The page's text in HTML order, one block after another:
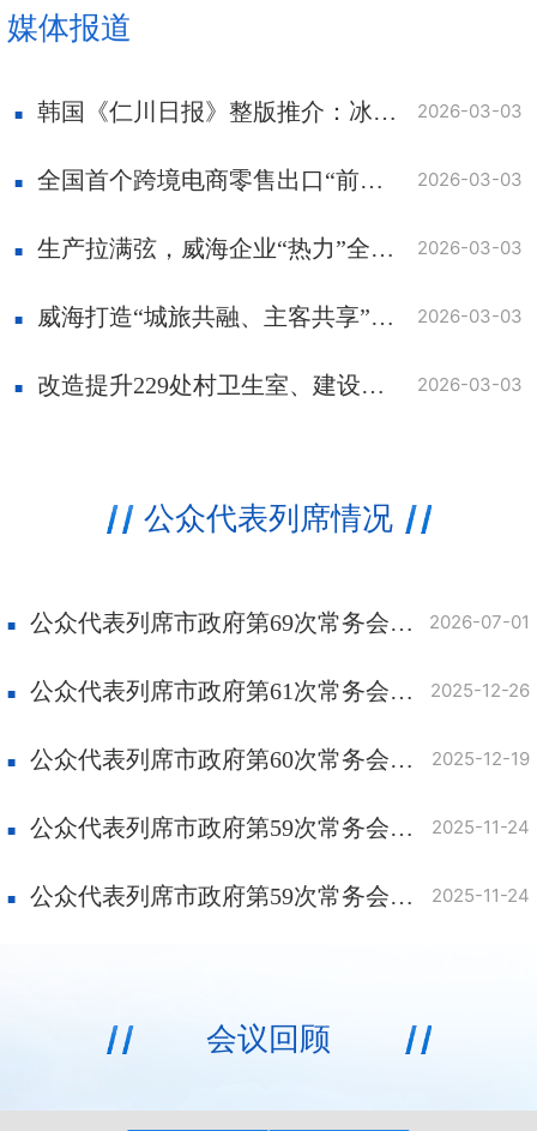
媒体报道
2026-03-03
韩国《仁川日报》整版推介：冰雪映天鹅 温泉暖寒冬 雪径挥杆乐 韩国游客扎堆冬游威海
2026-03-03
全国首个跨境电商零售出口“前置监管仓”落地威海
2026-03-03
生产拉满弦，威海企业“热力”全开丨开局“十五五” 奋斗正当时·干事创业 担当尽责
2026-03-03
威海打造“城旅共融、主客共享”文旅新生态
2026-03-03
改造提升229处村卫生室、建设全市智慧医疗服务平台……今年威海医疗卫生服务“任务清单”出炉
公众代表列席情况
2026-07-01
公众代表列席市政府第69次常务会议意见发表及采纳情况
2025-12-26
公众代表列席市政府第61次常务会议意见发表及采纳情况
2025-12-19
公众代表列席市政府第60次常务会议意见发表及采纳情况
2025-11-24
公众代表列席市政府第59次常务会议（食品药品安全议题）意见发表及采纳情况
2025-11-24
公众代表列席市政府第59次常务会议（知识产权强市议题）意见发表及采纳情况
会议回顾